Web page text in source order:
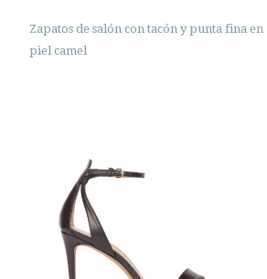
Zapatos de salón con tacón y punta fina en
piel camel